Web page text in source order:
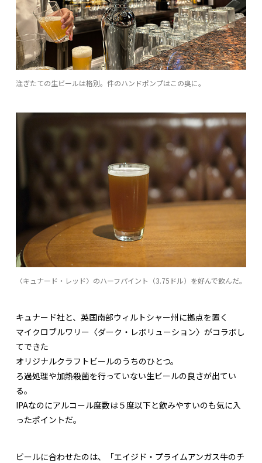
注ぎたての生ビールは格別。件のハンドポンプはこの奥に。
〈キュナード・レッド〉のハーフパイント（3.75ドル）を好んで飲んだ。
キュナード社と、英国南部ウィルトシャー州に拠点を置く
マイクロブルワリー〈ダーク・レボリューション〉がコラボし
てできた
オリジナルクラフトビールのうちのひとつ。
ろ過処理や加熱殺菌を行っていない生ビールの良さが出てい
る。
IPAなのにアルコール度数は５度以下と飲みやすいのも気に入
ったポイントだ。
ビールに合わせたのは、「エイジド・プライムアンガス牛のチ